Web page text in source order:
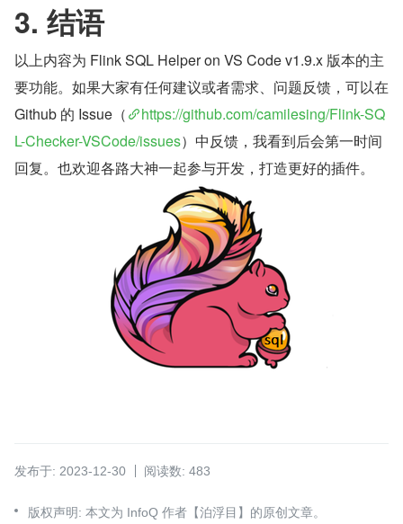
3. 结语
以上内容为 Flink SQL Helper on VS Code v1.9.x 版本的主
要功能。如果大家有任何建议或者需求、问题反馈，可以在
Github 的 Issue（
https://github.com/camilesing/Flink-SQ
L-Checker-VSCode/issues）中反馈，我看到后会第一时间
回复。也欢迎各路大神一起参与开发，打造更好的插件。
发布于: 2023-12-30 阅读数: 483
版权声明: 本文为 InfoQ 作者【泊浮目】的原创文章。